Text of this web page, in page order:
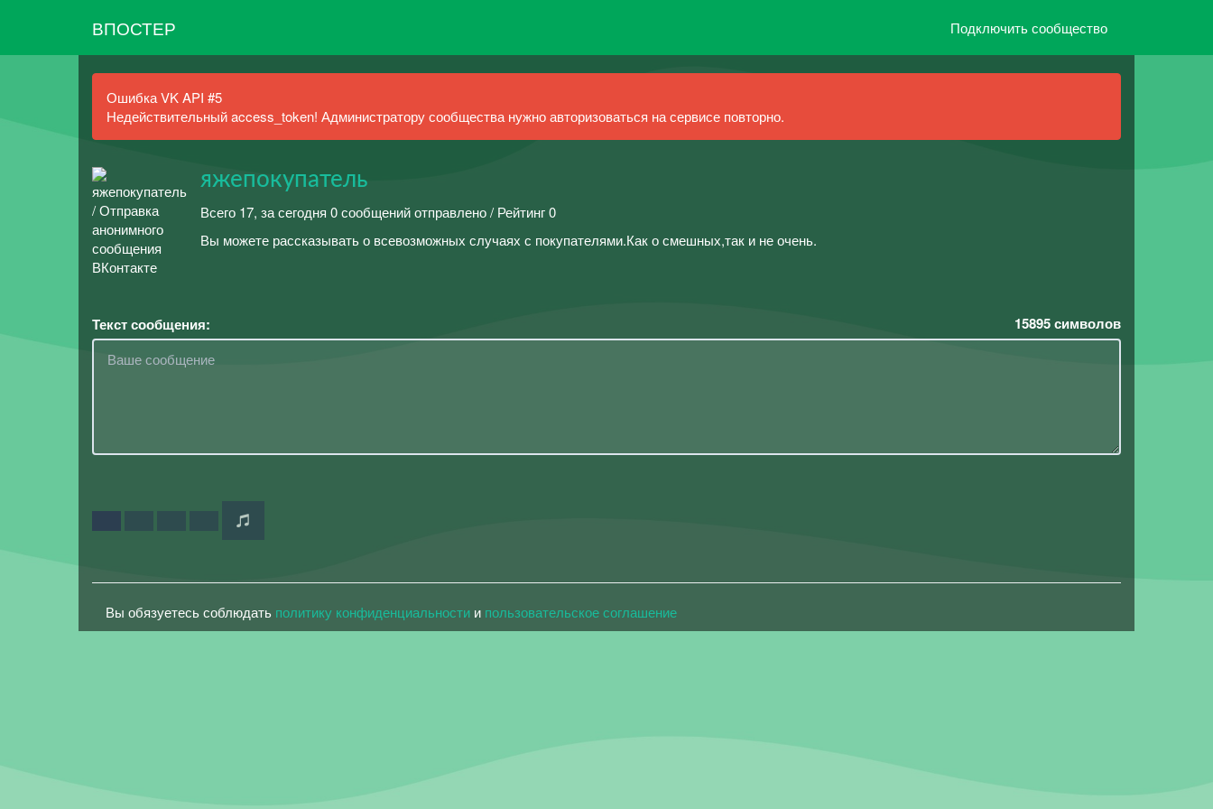
ВПОСТЕР Подключить сообщество
Ошибка VK API #5
Недействительный access_token! Администратору сообщества нужно авторизоваться на сервисе повторно.
яжепокупатель
Всего 17, за сегодня 0 сообщений отправлено / Рейтинг 0
Вы можете рассказывать о всевозможных случаях с покупателями.Как о смешных,так и не очень.
Текст сообщения: 15895символов
Вы обязуетесь соблюдать политику конфиденциальности и пользовательское соглашение